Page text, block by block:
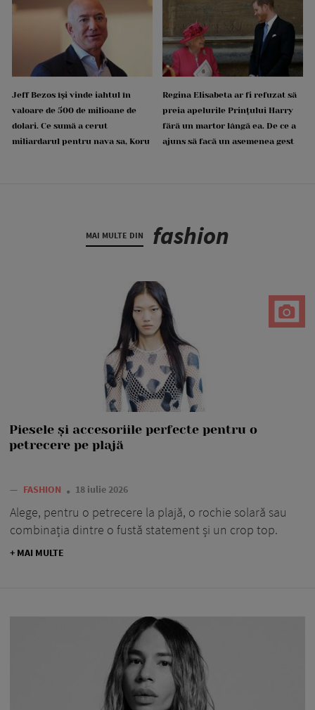
Jeff Bezos își vinde iahtul în
valoare de 500 de milioane de
dolari. Ce sumă a cerut
miliardarul pentru nava sa, Koru
Regina Elisabeta ar fi refuzat să
preia apelurile Prințului Harry
fără un martor lângă ea. De ce a
ajuns să facă un asemenea gest
MAI MULTE DIN fashion
Piesele și accesoriile perfecte pentru o
petrecere pe plajă
— FASHION 18 iulie 2026
Alege, pentru o petrecere la plajă, o rochie solară sau
combinația dintre o fustă statement și un crop top.
+ MAI MULTE